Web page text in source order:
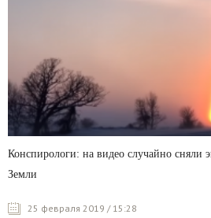
Конспирологи: на видео случайно сняли
Земли
25 февраля 2019 / 15:28